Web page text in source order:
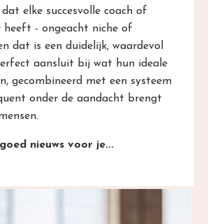
elke succesvolle coach of
heeft - ongeacht niche of
dat is een duidelijk, waardevol
aansluit bij wat hun ideale
gecombineerd met een systeem
onder de aandacht brengt
nieuws voor je...